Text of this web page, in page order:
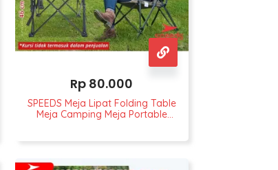
Rp 80.000
SPEEDS Meja Lipat Folding Table
Meja Camping Meja Portable